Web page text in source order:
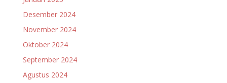
Desember 2024
November 2024
Oktober 2024
September 2024
Agustus 2024